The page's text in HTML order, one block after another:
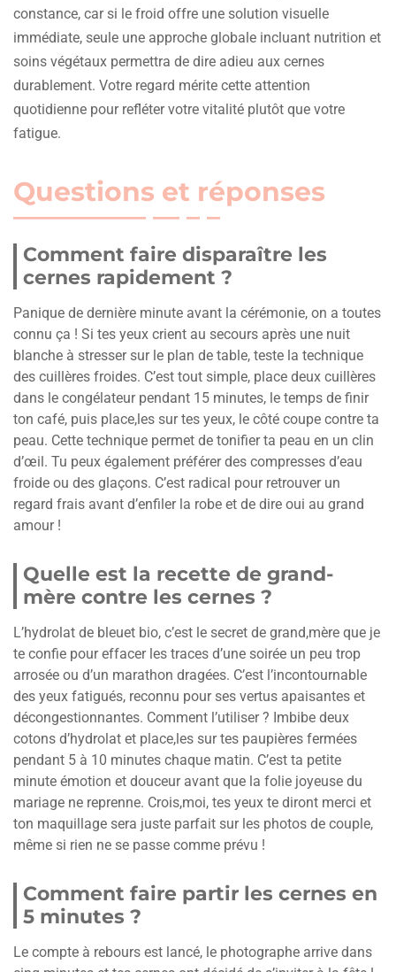
constance, car si le froid offre une solution visuelle
immédiate, seule une approche globale incluant nutrition et
soins végétaux permettra de dire adieu aux cernes
durablement. Votre regard mérite cette attention
quotidienne pour refléter votre vitalité plutôt que votre
fatigue.
Questions et réponses
Comment faire disparaître les
cernes rapidement ?
Panique de dernière minute avant la cérémonie, on a toutes
connu ça ! Si tes yeux crient au secours après une nuit
blanche à stresser sur le plan de table, teste la technique
des cuillères froides. C’est tout simple, place deux cuillères
dans le congélateur pendant 15 minutes, le temps de finir
ton café, puis place,les sur tes yeux, le côté coupe contre ta
peau. Cette technique permet de tonifier ta peau en un clin
d’œil. Tu peux également préférer des compresses d’eau
froide ou des glaçons. C’est radical pour retrouver un
regard frais avant d’enfiler la robe et de dire oui au grand
amour !
Quelle est la recette de grand-
mère contre les cernes ?
L’hydrolat de bleuet bio, c’est le secret de grand,mère que je
te confie pour effacer les traces d’une soirée un peu trop
arrosée ou d’un marathon dragées. C’est l’incontournable
des yeux fatigués, reconnu pour ses vertus apaisantes et
décongestionnantes. Comment l’utiliser ? Imbibe deux
cotons d’hydrolat et place,les sur tes paupières fermées
pendant 5 à 10 minutes chaque matin. C’est ta petite
minute émotion et douceur avant que la folie joyeuse du
mariage ne reprenne. Crois,moi, tes yeux te diront merci et
ton maquillage sera juste parfait sur les photos de couple,
même si rien ne se passe comme prévu !
Comment faire partir les cernes en
5 minutes ?
Le compte à rebours est lancé, le photographe arrive dans